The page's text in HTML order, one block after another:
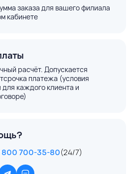
заказа для вашего филиала
кабинете
расчёт. Допускается
платежа (условия
каждого клиента и
800 700-35-80(24/7)